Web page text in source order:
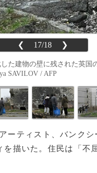
❮ 17/18 ❯
た建物の壁に残された英国
SAVILOV / AFP
ーティスト、バンクシ
描いた。住民は「不